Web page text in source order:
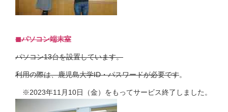
◼︎パソコン端末室
パソコン13台を設置しています。
利用の際は、鹿児島大学ID・パスワードが必要です。
※2023年11月10日（金）をもってサービス終了しました。